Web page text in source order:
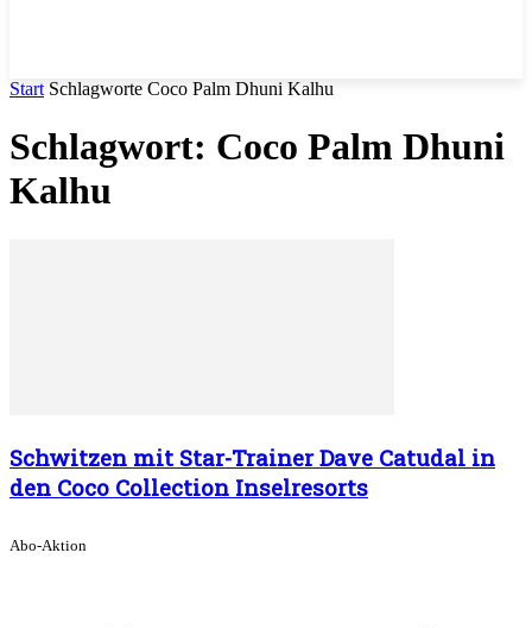
Start Schlagworte Coco Palm Dhuni Kalhu
Schlagwort: Coco Palm Dhuni
Kalhu
Schwitzen mit Star-Trainer Dave Catudal in
den Coco Collection Inselresorts
Abo-Aktion